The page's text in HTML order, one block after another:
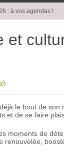
: à vos agendas !
et
le bout de son
et de se faire
moments de
renouvelée,